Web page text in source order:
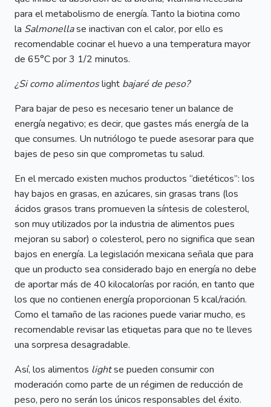
para el metabolismo de energía. Tanto la biotina como
la Salmonellase inactivan con el calor, por ello es
recomendable cocinar el huevo a una temperatura mayor
de 65°C por 3 1/2 minutos.
¿Si como alimentoslight bajaré de peso?
Para bajar de peso es necesario tener un balance de
energía negativo; es decir, que gastes más energía de la
que consumes. Un nutriólogo te puede asesorar para que
bajes de peso sin que comprometas tu salud.
En el mercado existen muchos productos “dietéticos”: los
hay bajos en grasas, en azúcares, sin grasas trans (los
ácidos grasos trans promueven la síntesis de colesterol,
son muy utilizados por la industria de alimentos pues
mejoran su sabor) o colesterol, pero no significa que sean
bajos en energía. La legislación mexicana señala que para
que un producto sea considerado bajo en energía no debe
de aportar más de 40 kilocalorías por ración, en tanto que
los que no contienen energía proporcionan 5 kcal/ración.
Como el tamaño de las raciones puede variar mucho, es
recomendable revisar las etiquetas para que no te lleves
una sorpresa desagradable.
Así, los alimentos lightse pueden consumir con
moderación como parte de un régimen de reducción de
peso, pero no serán los únicos responsables del éxito.